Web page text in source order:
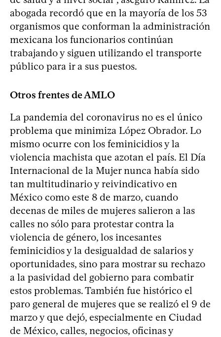
abogada recordó que en la mayoría de los 53
organismos que conforman la administración
mexicana los funcionarios continúan
trabajando y siguen utilizando el transporte
público para ir a sus puestos.
Otros frentes de AMLO
La pandemia del coronavirus no es el único
problema que minimiza López Obrador. Lo
mismo ocurre con los feminicidios y la
violencia machista que azotan el país. El Día
Internacional de la Mujer nunca había sido
tan multitudinario y reivindicativo en
México como este 8 de marzo, cuando
decenas de miles de mujeres salieron a las
calles no sólo para protestar contra la
violencia de género, los incesantes
feminicidios y la desigualdad de salarios y
oportunidades, sino para mostrar su rechazo
a la pasividad del gobierno para combatir
estos problemas. También fue histórico el
paro general de mujeres que se realizó el 9 de
marzo y que dejó, especialmente en Ciudad
de México, calles, negocios, oficinas y